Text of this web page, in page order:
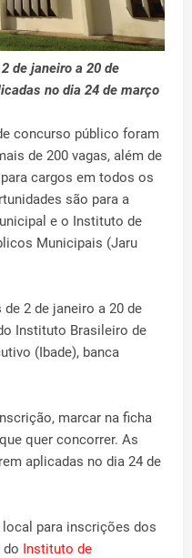
de janeiro a 20 de
no dia 24 de março
concurso público foram
de 200 vagas, além de
cargos em todos os
são para a
e o Instituto de
Municipais (Jaru
2 de janeiro a 20 de
Instituto Brasileiro de
(Ibade), banca
marcar na ficha
quer concorrer. As
aplicadas no dia 24 de
para inscrições dos
do Instituto de